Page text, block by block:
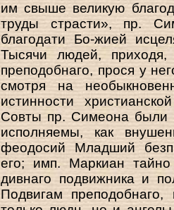
им свыше великую
труды страсти», пр.
благодати Бо-жией
Тысячи людей,
преподобнаго, прося у
смотря на
истинности
Совты пр. Симеона были
исполняемы, как
феодосий Младший
его; имп. Маркиан
дивнаго подвижника и
Подвигам